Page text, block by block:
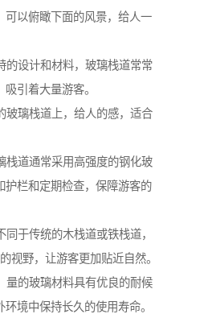
可以俯瞰下面的风景，给人一
设计和材料，玻璃栈道常常
引着大量游客。
璃栈道上，给人的感，适合
道通常采用高强度的钢化玻
护栏和定期检查，保障游客的
于传统的木栈道或铁栈道，
视野，让游客更加贴近自然。
的玻璃材料具有优良的耐候
境中保持长久的使用寿命。